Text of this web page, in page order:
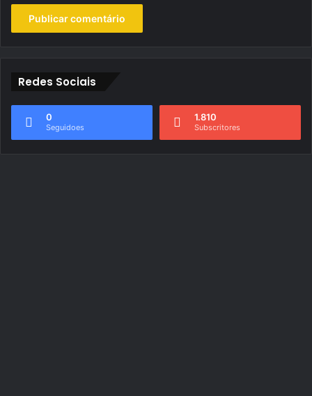
Redes Sociais
0
Seguidoes
1.810
Subscritores